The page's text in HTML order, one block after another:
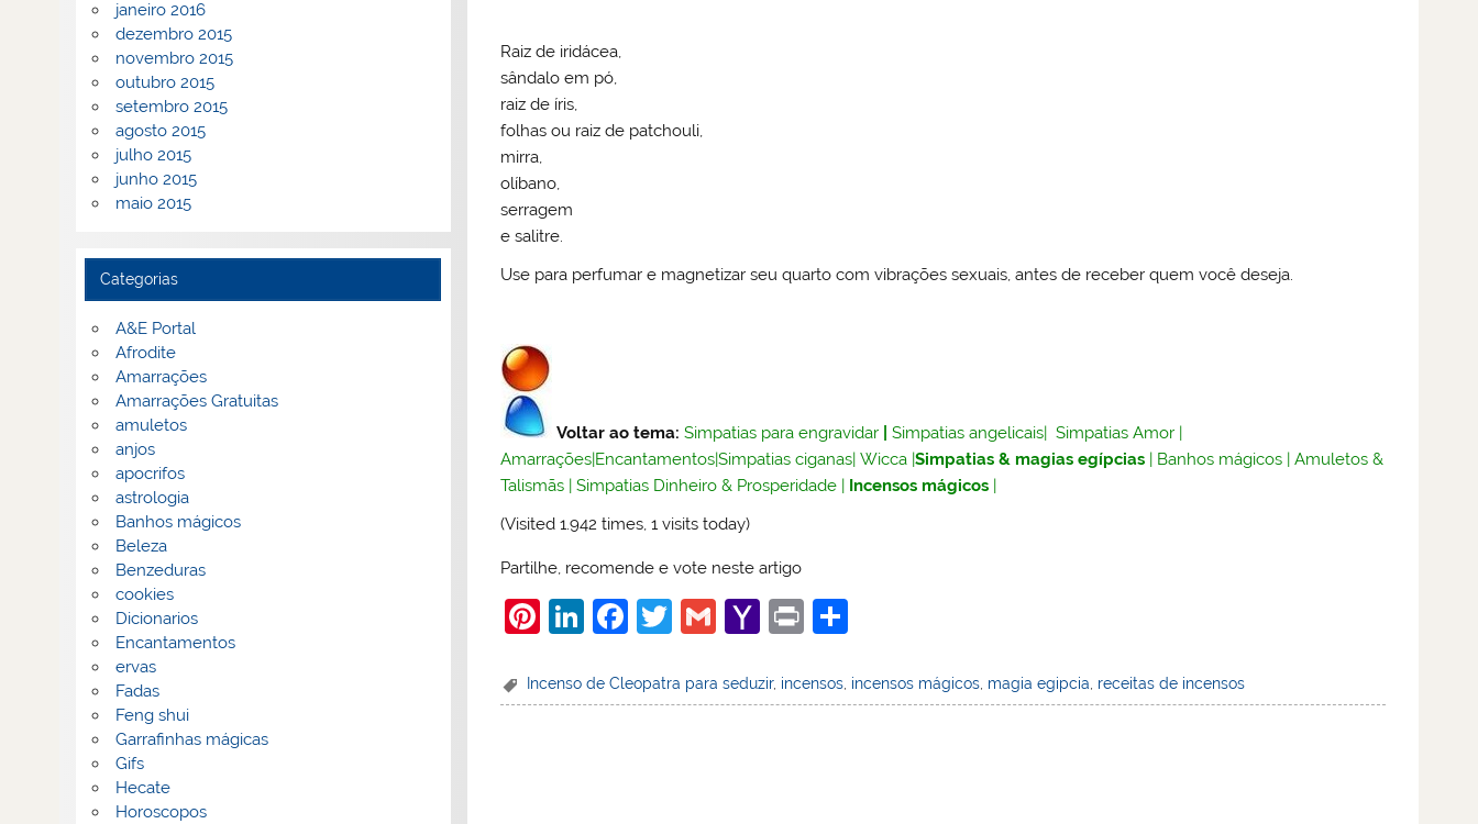
Raiz de iridácea,
sândalo em pó,
raiz de íris,
folhas ou raiz de patchouli,
mirra,
olíbano,
serragem
e salitre.
Use para perfumar e magnetizar seu quarto com vibrações sexuais, antes de receber quem você deseja.
Voltar ao tema:Simpatias para engravidar |Simpatias angelicais|Simpatias Amor |
Amarrações|Encantamentos|Simpatias ciganas|Wicca |Simpatias & magias egípcias | Banhos mágicos |Amuletos &
Talismãs |Simpatias Dinheiro & Prosperidade | Incensos mágicos |
(Visited 1.942 times, 1 visits today)
Partilhe, recomende e vote neste artigo
Pi
er
Li
k
F
c
T
itt
G
ai
Y
h
Pr
t
ar
Incenso de Cleopatra para seduzir, incensos incensos mágicos magia egipcia receitas de incensos
janeiro 2016
dezembro 2015
novembro 2015
outubro 2015
setembro 2015
agosto 2015
julho 2015
junho 2015
maio 2015
Categorias
A&E Portal
Afrodite
Amarrações
Amarrações Gratuitas
amuletos
anjos
apocrifos
astrologia
Banhos mágicos
Beleza
Benzeduras
cookies
Dicionarios
Encantamentos
ervas
Fadas
Feng shui
Garrafinhas mágicas
Gifs
Hecate
Horoscopos